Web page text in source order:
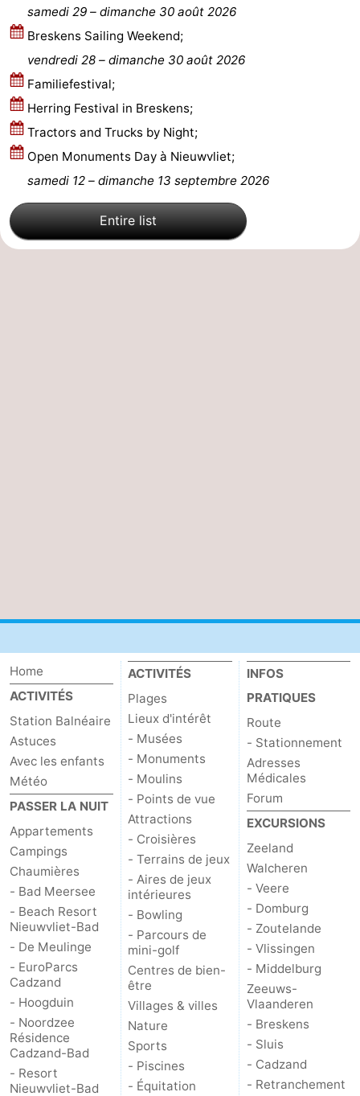
Nature
Het
Zwin
Flandre-
Occidentale
Bruges
-
Gand
La
côte
-
Knokke-
Heist
Zeebrugge
-
samedi 29 – dimanche 30 août 2026
Breskens Sailing Weekend;
vendredi 28 – dimanche 30 août 2026
Familiefestival;
Herring Festival in Breskens;
Tractors and Trucks by Night;
Open Monuments Day à Nieuwvliet;
samedi 12 – dimanche 13 septembre 2026
Entire list
Home
ACTIVITÉS
Station Balnéaire
Astuces
Avec les enfants
Météo
PASSER LA NUIT
Appartements
Campings
Chaumières
- Bad Meersee
- Beach Resort
Nieuwvliet-Bad
- De Meulinge
- EuroParcs
Cadzand
- Hoogduin
- Noordzee
Résidence
Cadzand-Bad
- Resort
Nieuwvliet-Bad
ACTIVITÉS
Plages
Lieux d'intérêt
- Musées
- Monuments
- Moulins
- Points de vue
Attractions
- Croisières
- Terrains de jeux
- Aires de jeux
intérieures
- Bowling
- Parcours de
mini-golf
Centres de bien-
être
Villages & villes
Nature
Sports
- Piscines
- Équitation
INFOS
PRATIQUES
Route
- Stationnement
Adresses
Médicales
Forum
EXCURSIONS
Zeeland
Walcheren
- Veere
- Domburg
- Zoutelande
- Vlissingen
- Middelburg
Zeeuws-
Vlaanderen
- Breskens
- Sluis
- Cadzand
- Retranchement